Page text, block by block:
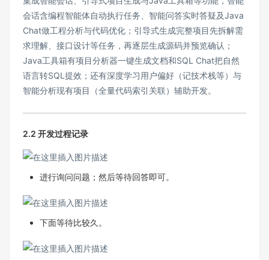
会话含编程智能体自动执行任务、智能问答实时答疑及Java
Chat做工程分析与代码优化；引导式生成完整项目先拆解需
求理解、接口设计等任务，再逐层生成源码并预览确认；
Java工具箱有项目分析器一键生成文档和SQL Chat把自然
语言转SQL提效；还有深度学习用户偏好（记技术栈等）与
智能分析现有项目（全量代码索引关联）辅助开发。
2.2 开发过程记录
进行询问问题；然后等待回答即可。
下面等待比较久。